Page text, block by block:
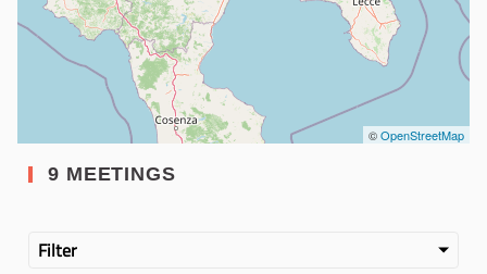
©OpenStreetMap
9 MEETINGS
Filter